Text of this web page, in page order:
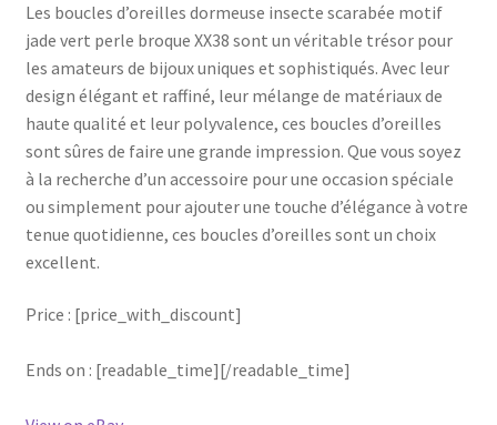
Les boucles d’oreilles dormeuse insecte scarabée motif
jade vert perle broque XX38 sont un véritable trésor pour
les amateurs de bijoux uniques et sophistiqués. Avec leur
design élégant et raffiné, leur mélange de matériaux de
haute qualité et leur polyvalence, ces boucles d’oreilles
sont sûres de faire une grande impression. Que vous soyez
à la recherche d’un accessoire pour une occasion spéciale
ou simplement pour ajouter une touche d’élégance à votre
tenue quotidienne, ces boucles d’oreilles sont un choix
excellent.
Price : [price_with_discount]
Ends on : [readable_time][/readable_time]